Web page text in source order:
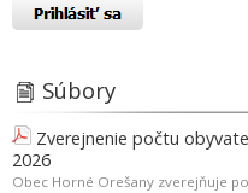
Súbory
Zverejnenie počtu
2026
Obec Horné Orešany zverejňuje